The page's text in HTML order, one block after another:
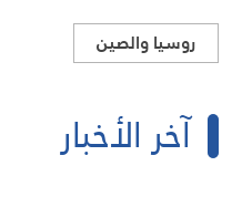
روسيا والصين
آخر الأخبار